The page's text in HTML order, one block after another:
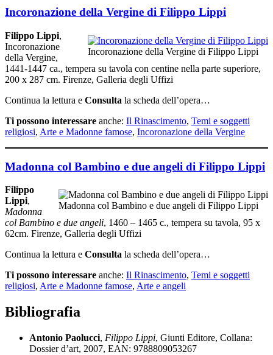
Incoronazione della Vergine di Filippo Lippi
Incoronazione della Vergine di Filippo Lippi
Filippo Lippi,
Incoronazione
della Vergine,
1441-1447 ca., tempera su tavola con centine nella parte superiore,
200 x 287 cm. Firenze, Galleria degli Uffizi
Continua la lettura e Consulta la scheda dell’opera…
Ti possono interessare anche: Il Rinascimento, Temi e soggetti
religiosi, Arte e Madonne famose, Incoronazione della Vergine
Madonna col Bambino e due angeli di Filippo Lippi
Madonna col Bambino e due angeli di Filippo Lippi
Filippo
Lippi,
Madonna
col Bambino e due angeli, 1460 – 1465 c., tempera su tavola, 95 x
62cm. Firenze, Galleria degli Uffizi
Continua la lettura e Consulta la scheda dell’opera…
Ti possono interessare anche: Il Rinascimento, Temi e soggetti
religiosi, Arte e Madonne famose, Arte e angeli
Bibliografia
Antonio Paolucci, Filippo Lippi, Giunti Editore, Collana:
Dossier d’art, 2007, EAN: 9788809053267